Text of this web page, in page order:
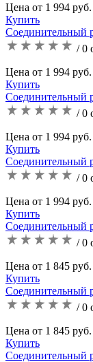
Цена от 1 994
Купить
Соединительный
/ 0
Цена от 1 994
Купить
Соединительный
/ 0
Цена от 1 994
Купить
Соединительный
/ 0
Цена от 1 994
Купить
Соединительный
/ 0
Цена от 1 845
Купить
Соединительный
/ 0
Цена от 1 845
Купить
Соединительный